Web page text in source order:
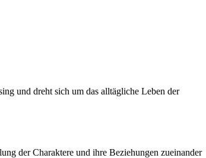
und dreht sich um das alltägliche Leben der
der Charaktere und ihre Beziehungen zueinander